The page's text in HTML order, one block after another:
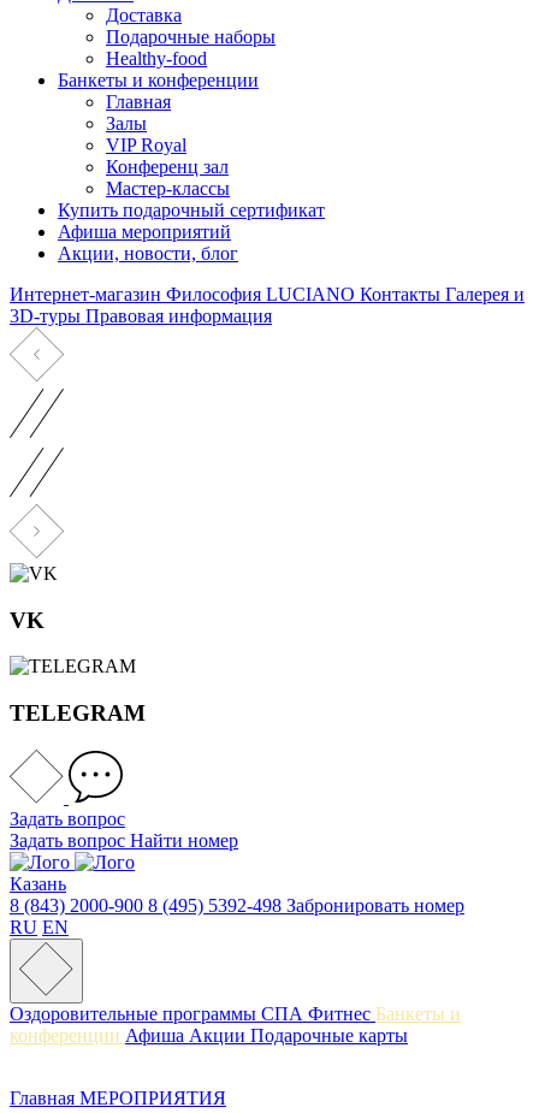
Доставка
Подарочные наборы
Healthy-food
Банкеты и конференции
Главная
Залы
VIP Royal
Конференц зал
Мастер-классы
Купить подарочный сертификат
Афиша мероприятий
Акции, новости, блог
Интернет-магазин Философия LUCIANO Контакты Галерея и
3D-туры Правовая информация
VK
TELEGRAM
Задать вопрос
Задать вопрос Найти номер
Казань
8 (843) 2000-900 8 (495) 5392-498 Забронировать номер
RU EN
Оздоровительные программы СПА Фитнес Банкеты и
конференции Афиша Акции Подарочные карты
Главная МЕРОПРИЯТИЯ